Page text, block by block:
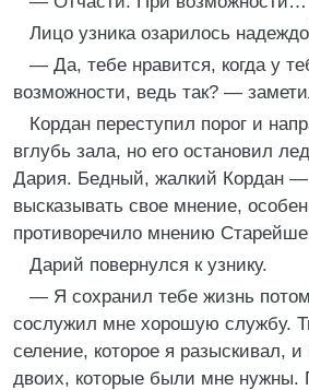
Лицо узника озарилось
— Да, тебе нравится, когда у
возможности, ведь так? —
Кордан переступил порог и
вглубь зала, но его остановил
Дария. Бедный, жалкий Кордан
высказывать свое мнение,
противоречило мнению
Дарий повернулся к узнику.
— Я сохранил тебе жизнь
сослужил мне хорошую службу.
селение, которое я разыскивал, и
двоих, которые были мне нужны.